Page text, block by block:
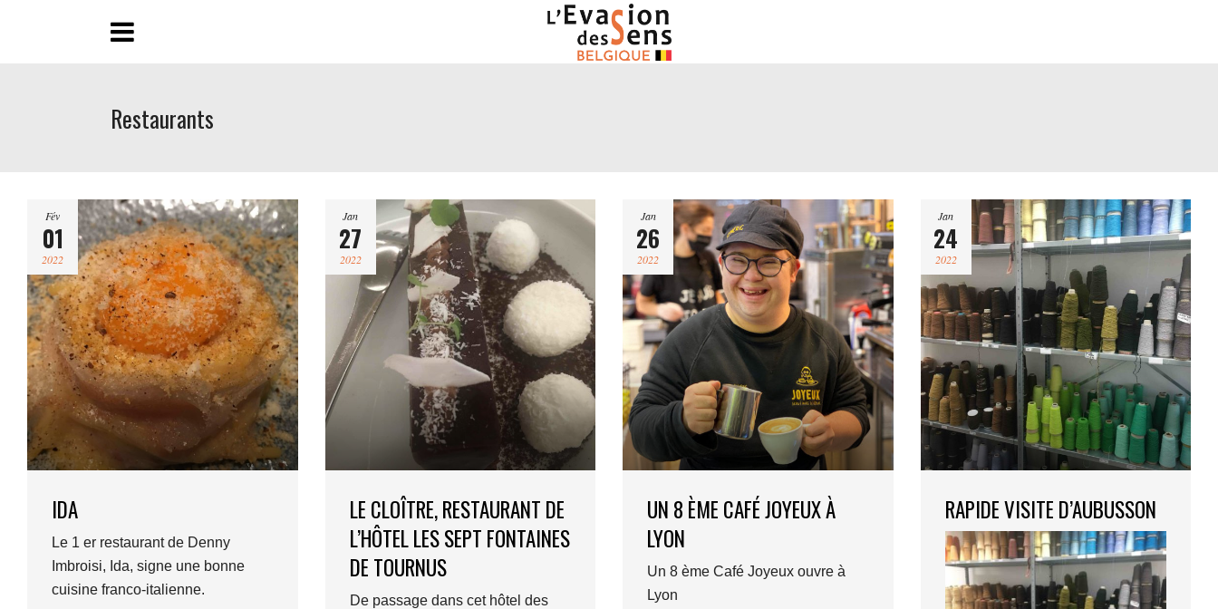
Restaurants
Fév
01
2022
IDA
Le 1 er restaurant de Denny
Imbroisi, Ida, signe une bonne
cuisine franco-italienne.
Jan
27
2022
LE CLOÎTRE, RESTAURANT DE
L’HÔTEL LES SEPT FONTAINES
DE TOURNUS
De passage dans cet hôtel des
Jan
26
2022
UN 8 ÈME CAFÉ JOYEUX À
LYON
Un 8 ème Café Joyeux ouvre à
Lyon
Jan
24
2022
RAPIDE VISITE D’AUBUSSON